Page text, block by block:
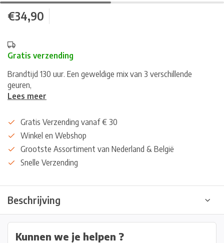
€34,90
Gratis verzending
Brandtijd 130 uur. Een geweldige mix van 3 verschillende
geuren,
Lees meer
Gratis Verzending vanaf € 30
Winkel en Webshop
Grootste Assortiment van Nederland & België
Snelle Verzending
Beschrijving
Kunnen we je helpen ?